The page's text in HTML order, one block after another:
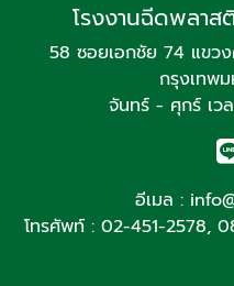
โรงงานฉีดพลา
58 ซอยเอกชัย 74 แขว
กรุงเทพ
จันทร์ - ศุกร์ เว
อีเมล :
โทรศัพท์ : 02-451-2578,